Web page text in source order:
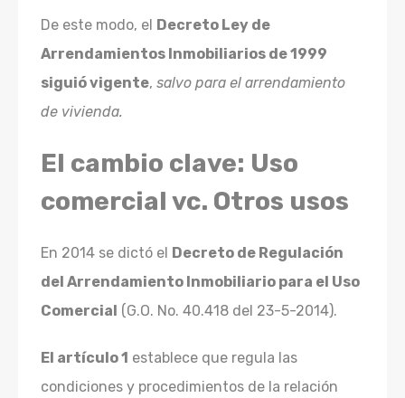
De este modo, el Decreto Ley de
Arrendamientos Inmobiliarios de 1999
siguió vigente, salvo para el arrendamiento
de vivienda.
El cambio clave: Uso
comercial vc. Otros usos
En 2014 se dictó el Decreto de Regulación
del Arrendamiento Inmobiliario para el Uso
Comercial (G.O. No. 40.418 del 23-5-2014).
El artículo 1 establece que regula las
condiciones y procedimientos de la relación